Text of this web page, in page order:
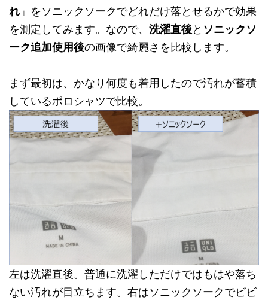
れ」をソニックソークでどれだけ落とせるかで効果
を測定してみます。なので、 洗濯直後と ソニックソ
ーク追加使用後の画像で綺麗さを比較します。
まず最初は、かなり何度も着用したので汚れが蓄積
しているポロシャツで比較。
左は洗濯直後。普通に洗濯しただけではもはや落ち
ない汚れが目立ちます。右はソニックソークでビビ